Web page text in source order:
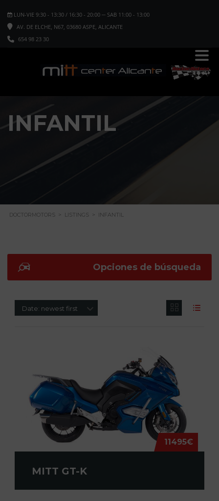
LUN-VIE 9:30 - 13:30 / 16:30 - 20:00 ─ SAB 11:00 - 13:00
AV. DE ELCHE, N67, 03680 ASPE, ALICANTE
654 98 23 30
INFANTIL
DOCTORMOTORS > LISTINGS > INFANTIL
Opciones de búsqueda
Date: newest first
11495€
MITT GT-K